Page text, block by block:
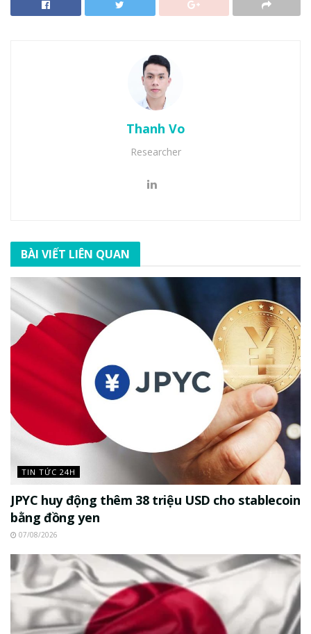
Thanh Vo
Researcher
BÀI VIẾT LIÊN QUAN
TIN TỨC 24H
JPYC huy động thêm 38 triệu USD cho stablecoin
bằng đồng yen
07/08/2026